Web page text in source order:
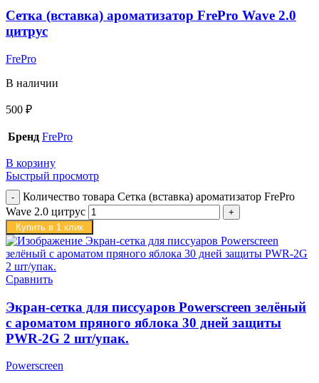
Сетка (вставка) ароматизатор FrePro Wave 2.0
цитрус
FrePro
В наличии
500 ₽
Бренд FrePro
В корзину
Быстрый просмотр
Количество товара Сетка (вставка) ароматизатор FrePro
Wave 2.0 цитрус
Купить в 1 клик
Сравнить
Экран-сетка для писсуаров Powerscreen зелёный
с ароматом пряного яблока 30 дней защиты
PWR-2G 2 шт/упак.
Powerscreen